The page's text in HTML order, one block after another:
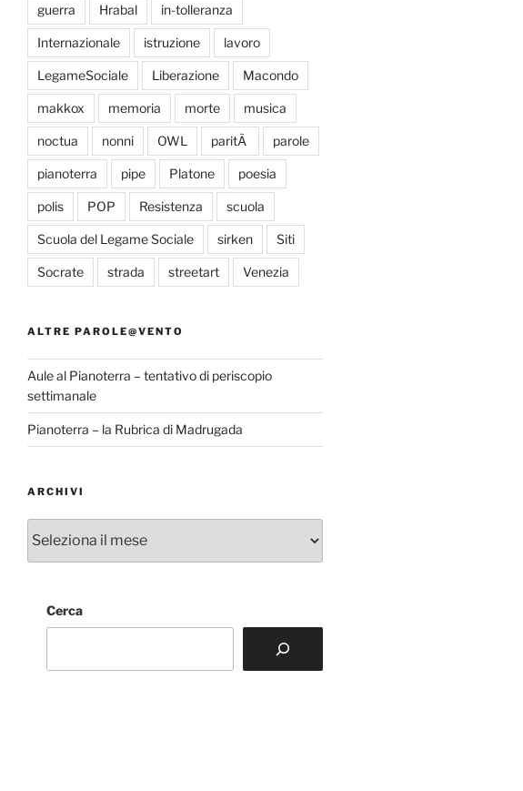
guerra Hrabal in-tolleranza
Internazionale istruzione lavoro
LegameSociale Liberazione Macondo
makkox memoria morte musica
noctua nonni OWL paritÃ parole
pianoterra pipe Platone poesia
polis POP Resistenza scuola
Scuola del Legame Sociale sirken Siti
Socrate strada streetart Venezia
ALTRE PAROLE@VENTO
Aule al Pianoterra – tentativo di periscopio
settimanale
Pianoterra – la Rubrica di Madrugada
ARCHIVI
Cerca